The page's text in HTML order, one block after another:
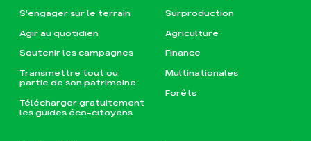
S'engager sur le terrain
Agir au quotidien
Soutenir les campagnes
Transmettre tout ou
partie de son patrimoine
Télécharger gratuitement
les guides éco-citoyens
Surproduction
Agriculture
Finance
Multinationales
Forêts